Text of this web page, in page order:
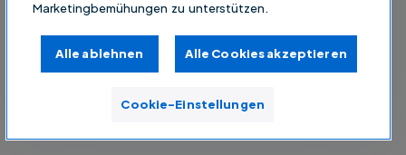
Marketingbemühungen zu unterstützen.
Alle ablehnen Alle Cookies akzeptieren
Cookie-Einstellungen